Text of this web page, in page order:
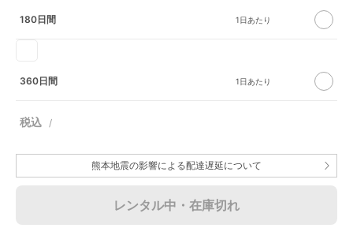
180日間
360日間
熊本地震の影響による配達遅延について
レンタル中・在庫切れ